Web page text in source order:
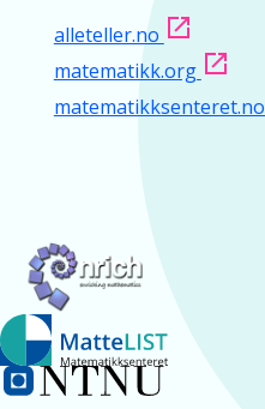
alleteller.no
matematikk.org
matematikksenteret.no